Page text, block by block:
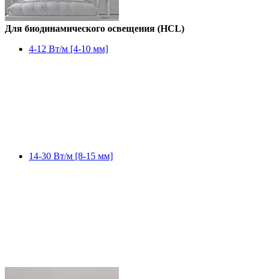
Для биодинамического освещения (HCL)
4-12 Вт/м [4-10 мм]
14-30 Вт/м [8-15 мм]